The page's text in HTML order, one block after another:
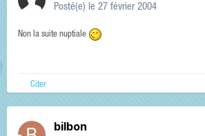
Posté(e) le 27 février 2004
Non la suite nuptiale
Citer
bilbon